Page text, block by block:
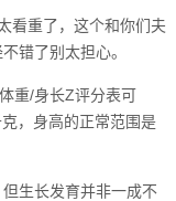
看重了，这个和你们夫
错了别太担心。
重/身长Z评分表可
，身高的正常范围是
生长发育并非一成不